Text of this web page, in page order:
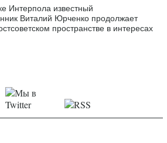
Интерпола известный
Виталий Юрченко продолжает
пространстве в интересах